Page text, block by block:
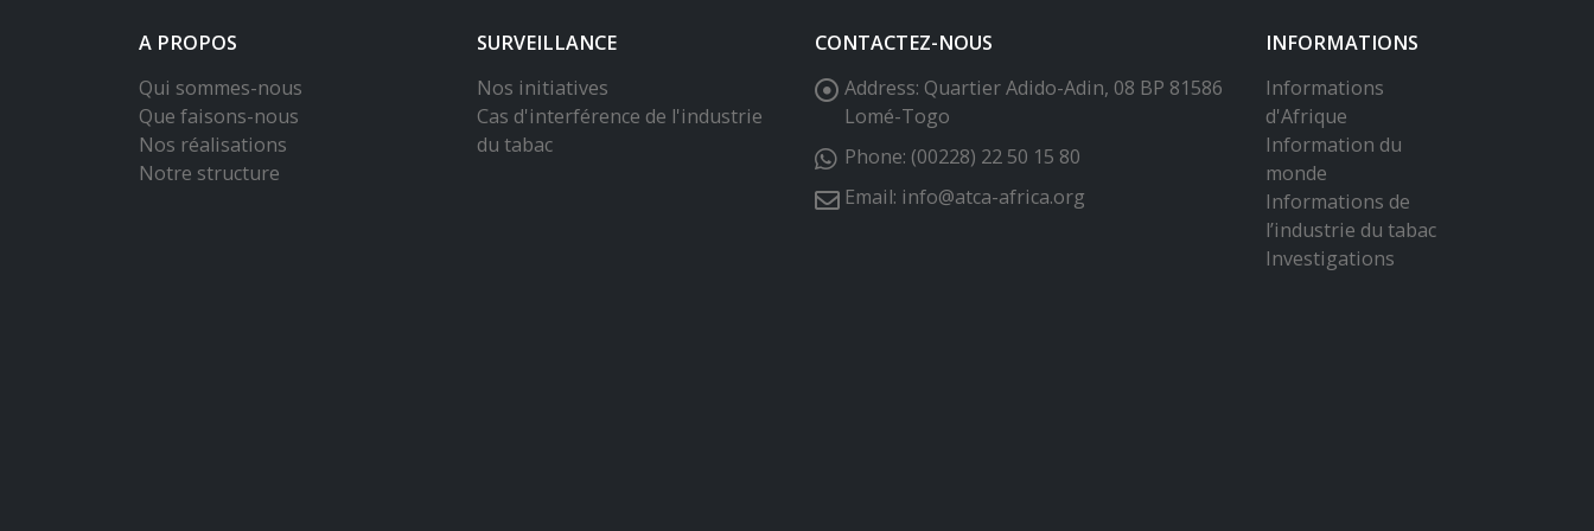
Nos réalisations
du tabac
Phone: (00228) 22 50 15 80
Email: info@atca-africa.org
Information du
Informations de
l’industrie du tabac
Investigations